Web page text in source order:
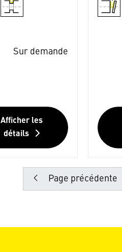
Sur demande
Afficher les
détails
Page précédente